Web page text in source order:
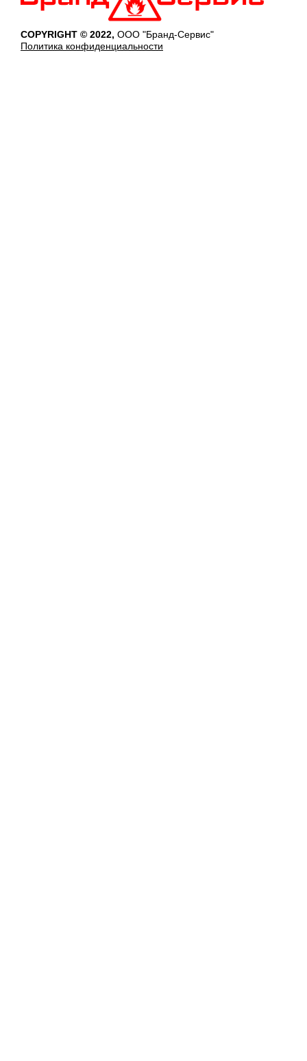
COPYRIGHT © 2022, ООО "Бранд-Сервис"
Политика конфиденциальности